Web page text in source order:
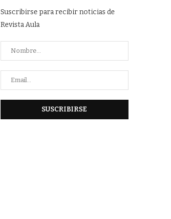
Suscribirse para recibir noticias de
Revista Aula